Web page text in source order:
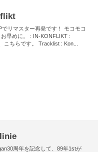
リマスター再発です！ モコモコ
早めに。 : IN-KONFLIKT :
ちらです。 Tracklist : Kon...
周年を記念して、89年1stが